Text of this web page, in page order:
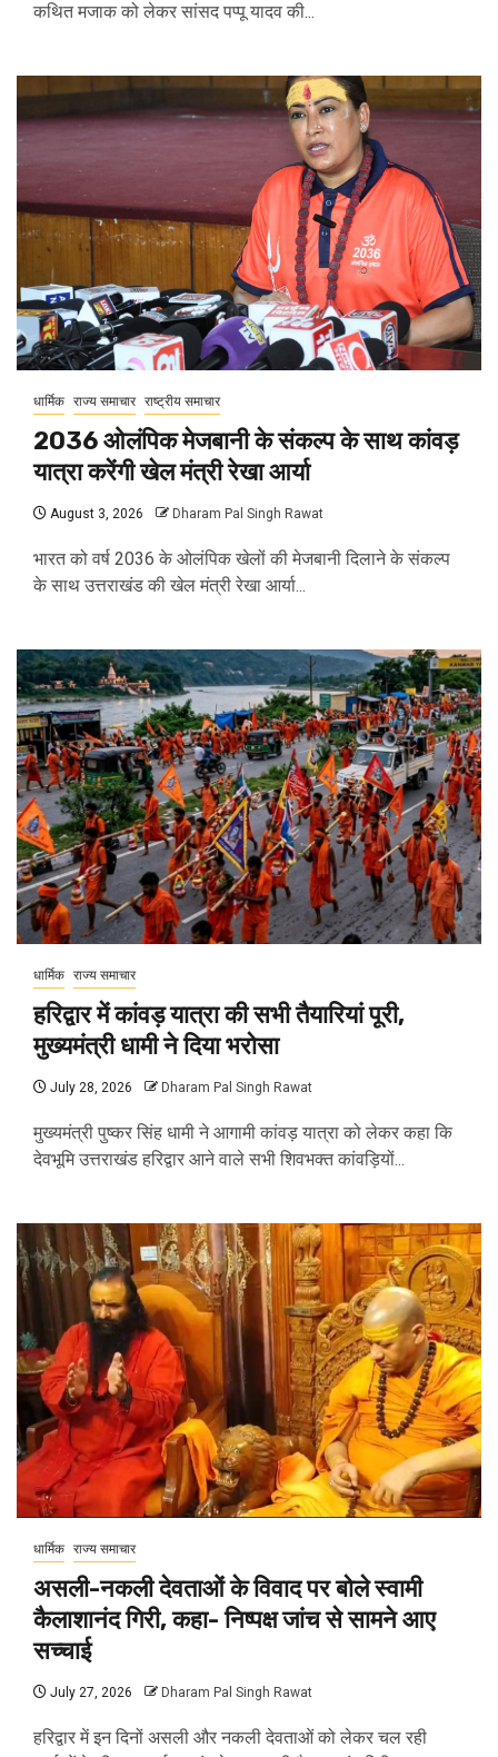
कथित मजाक को लेकर सांसद पप्पू यादव की...
धार्मिक राज्य समाचार राष्ट्रीय समाचार
2036 ओलंपिक मेजबानी के संकल्प के साथ कांवड़
यात्रा करेंगी खेल मंत्री रेखा आर्या
August 3, 2026 Dharam Pal Singh Rawat
भारत को वर्ष 2036 के ओलंपिक खेलों की मेजबानी दिलाने के संकल्प
के साथ उत्तराखंड की खेल मंत्री रेखा आर्या...
धार्मिक राज्य समाचार
हरिद्वार में कांवड़ यात्रा की सभी तैयारियां पूरी,
मुख्यमंत्री धामी ने दिया भरोसा
July 28, 2026 Dharam Pal Singh Rawat
मुख्यमंत्री पुष्कर सिंह धामी ने आगामी कांवड़ यात्रा को लेकर कहा कि
देवभूमि उत्तराखंड हरिद्वार आने वाले सभी शिवभक्त कांवड़ियों...
धार्मिक राज्य समाचार
असली-नकली देवताओं के विवाद पर बोले स्वामी
कैलाशानंद गिरी, कहा- निष्पक्ष जांच से सामने आए
सच्चाई
July 27, 2026 Dharam Pal Singh Rawat
हरिद्वार में इन दिनों असली और नकली देवताओं को लेकर चल रही